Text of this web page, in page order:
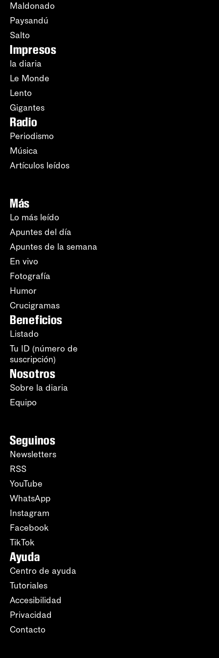
Maldonado
Paysandú
Salto
Impresos
la diaria
Le Monde
Lento
Gigantes
Radio
Periodismo
Música
Artículos leídos
Más
Lo más leído
Apuntes del día
Apuntes de la semana
En vivo
Fotografía
Humor
Crucigramas
Beneficios
Listado
Tu ID (número de
suscripción)
Nosotros
Sobre la diaria
Equipo
Seguinos
Newsletters
RSS
YouTube
WhatsApp
Instagram
Facebook
TikTok
Ayuda
Centro de ayuda
Tutoriales
Accesibilidad
Privacidad
Contacto